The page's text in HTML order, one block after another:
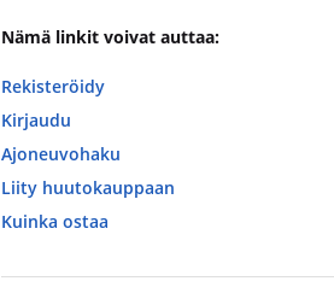
Nämä linkit voivat auttaa:
Rekisteröidy
Kirjaudu
Ajoneuvohaku
Liity huutokauppaan
Kuinka ostaa